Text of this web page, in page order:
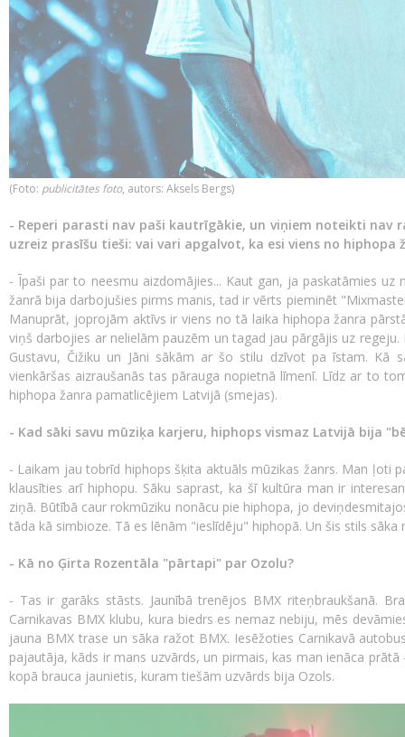
​(Foto: publicitātes foto, autors: Aksels Bergs)
- Reperi parasti nav paši kautrīgākie, un viņiem noteikti nav
uzreiz prasīšu tieši: vai vari apgalvot, ka esi viens no
- Īpaši par to neesmu aizdomājies... Kaut gan, ja paskatāmies
žanrā bija darbojušies pirms manis, tad ir vērts pieminēt
Manuprāt, joprojām aktīvs ir viens no tā laika hiphopa žanra
viņš darbojies ar nelielām pauzēm un tagad jau pārgājis uz
Gustavu, Čižiku un Jāni sākām ar šo stilu dzīvot pa īstam. Kā
vienkāršas aizraušanās tas pārauga nopietnā līmenī. Līdz ar to
hiphopa žanra pamatlicējiem Latvijā (smejas).
- Kad sāki savu mūziķa karjeru, hiphops vismaz Latvijā bija
- Laikam jau tobrīd hiphops šķita aktuāls mūzikas žanrs. Man ļoti
klausīties arī hiphopu. Sāku saprast, ka šī kultūra man ir
ziņā. Būtībā caur rokmūziku nonācu pie hiphopa, jo
tāda kā simbioze. Tā es lēnām "ieslīdēju" hiphopā. Un šis stils sāka
- Kā no Ģirta Rozentāla "pārtapi" par Ozolu?
- Tas ir garāks stāsts. Jaunībā trenējos BMX riteņbraukšanā.
Carnikavas BMX klubu, kura biedrs es nemaz nebiju, mēs
jauna BMX trase un sāka ražot BMX. Iesēžoties Carnikavā
pajautāja, kāds ir mans uzvārds, un pirmais, kas man ienāca
kopā brauca jaunietis, kuram tiešām uzvārds bija Ozols.